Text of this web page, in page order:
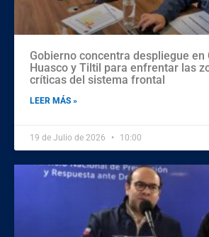
Gobierno concentra despliegue en
Huasco y Tiltil para enfrentar las
críticas del sistema frontal
LEER MÁS »
19 de Julio de 2026 10:00